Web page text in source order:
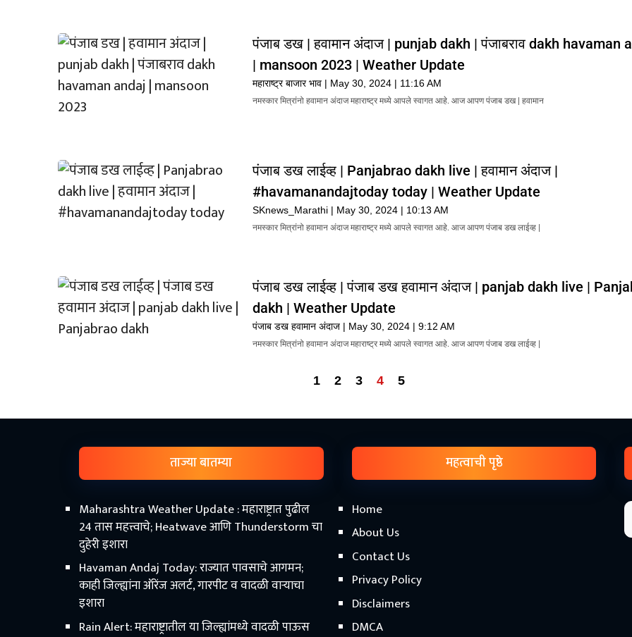
पंजाब डख | हवामान अंदाज | punjab dakh | पंजाबराव dakh havaman
| mansoon 2023 | Weather Update
महाराष्ट्र बाजार भाव May 30, 2024 11:16 AM
नमस्कार मित्रांनो हवामान अंदाज महाराष्ट्र मध्ये आपले स्वागत आहे. आज आपण पंजाब डख | हवामान
पंजाब डख लाईव्ह | Panjabrao dakh live | हवामान अंदाज |
#havamanandajtoday today | Weather Update
SKnews_Marathi May 30, 2024 10:13 AM
नमस्कार मित्रांनो हवामान अंदाज महाराष्ट्र मध्ये आपले स्वागत आहे. आज आपण पंजाब डख लाईव्ह |
पंजाब डख लाईव्ह | पंजाब डख हवामान अंदाज | panjab dakh live |
dakh | Weather Update
पंजाब डख हवामान अंदाज May 30, 2024 9:12 AM
नमस्कार मित्रांनो हवामान अंदाज महाराष्ट्र मध्ये आपले स्वागत आहे. आज आपण पंजाब डख लाईव्ह |
1 2 3 4 5
ताज्या बातम्या
Maharashtra Weather Update : महाराष्ट्रात पुढील
24 तास महत्त्वाचे; Heatwave आणि Thunderstorm चा
दुहेरी इशारा
Havaman Andaj Today: राज्यात पावसाचे आगमन;
काही जिल्ह्यांना ऑरेंज अलर्ट, गारपीट व वादळी वाऱ्याचा
इशारा
Rain Alert: महाराष्ट्रातील या जिल्ह्यांमध्ये वादळी पाऊस
महत्वाची पृष्ठे
Home
About Us
Contact Us
Privacy Policy
Disclaimers
DMCA